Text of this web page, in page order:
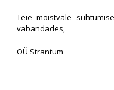
Teie mõistvale
vabandades,
OÜ Strantum